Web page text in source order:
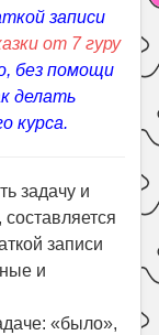
записи
от 7 гуру
без помощи
делать
курса.
задачу и
записи
и
«было»,